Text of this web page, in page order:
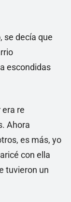
se decía que
escondidas
era re
Ahora
es más, yo
con ella
tuvieron un